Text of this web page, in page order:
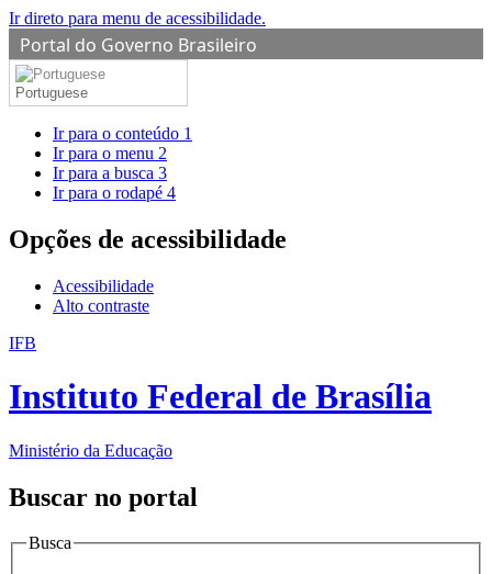
Ir direto para menu de acessibilidade.
Portal do Governo Brasileiro
Portuguese
Ir para o conteúdo 1
Ir para o menu 2
Ir para a busca 3
Ir para o rodapé 4
Opções de acessibilidade
Acessibilidade
Alto contraste
IFB
Instituto Federal de Brasília
Ministério da Educação
Buscar no portal
Busca